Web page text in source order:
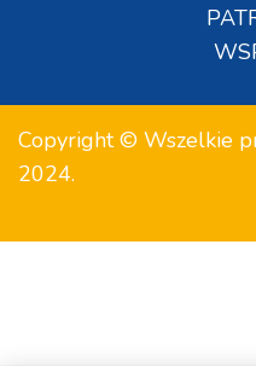
Copyright © Wszelkie
2024.